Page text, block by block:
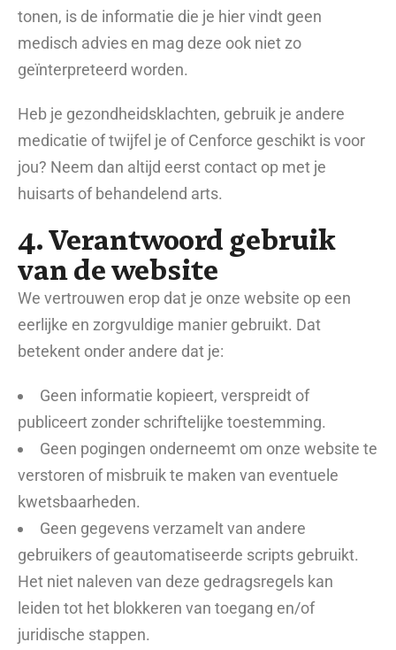
tonen, is de informatie die je hier vindt geen
medisch advies en mag deze ook niet zo
geïnterpreteerd worden.
Heb je gezondheidsklachten, gebruik je andere
medicatie of twijfel je of Cenforce geschikt is voor
jou? Neem dan altijd eerst contact op met je
huisarts of behandelend arts.
4. Verantwoord gebruik
van de website
We vertrouwen erop dat je onze website op een
eerlijke en zorgvuldige manier gebruikt. Dat
betekent onder andere dat je:
Geen informatie kopieert, verspreidt of
publiceert zonder schriftelijke toestemming.
Geen pogingen onderneemt om onze website te
verstoren of misbruik te maken van eventuele
kwetsbaarheden.
Geen gegevens verzamelt van andere
gebruikers of geautomatiseerde scripts gebruikt.
Het niet naleven van deze gedragsregels kan
leiden tot het blokkeren van toegang en/of
juridische stappen.